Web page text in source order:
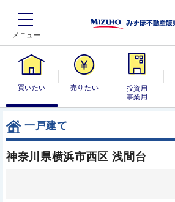
買いたい 売りたい
投資用・事業
用
一戸建て
神奈川県横浜市西区 浅間台